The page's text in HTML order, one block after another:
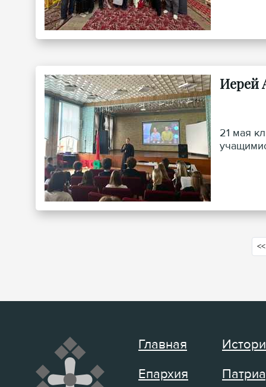
Иерей
21 мая
<<
Главная
Епархия